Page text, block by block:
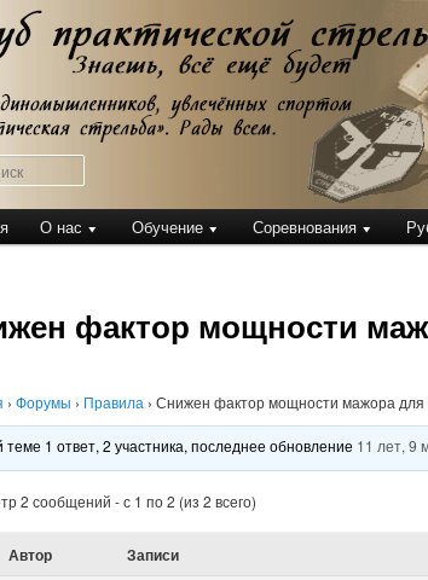
практической
стрельбы
О нас Обучение Соревнования
фактор мощности
› Форумы › Правила › Снижен фактор мощности мажора для
теме 1 ответ, 2 участника, последнее обновление 11 лет, 9
2 сообщений - с 1 по 2 (из 2 всего)
Автор Записи